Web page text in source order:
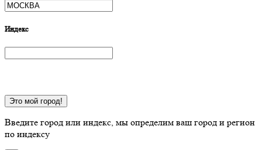
Индекс
Это мой город!
Введите город или индекс, мы определим ваш город и регион
по индексу